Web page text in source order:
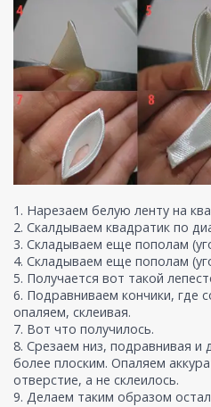
1. Нарезаем белую ленту на
2. Скалдываем квадратик по
3. Складываем еще пополам
4. Складываем еще пополам
5. Получается вот такой
6. Подравниваем кончики, где
опаляем, склеивая.
7. Вот что получилось.
8. Срезаем низ, подравнивая и
более плоским. Опаляем
отверстие, а не склеилось.
9. Делаем таким образом